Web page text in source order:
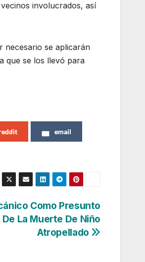
involucrados, así
necesario se aplicarán
que se los llevó para
email
Como Presunto
La Muerte De Niño
Atropellado